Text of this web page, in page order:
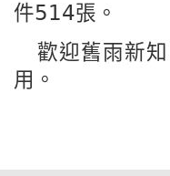
件514張。
歡迎舊雨新
用。